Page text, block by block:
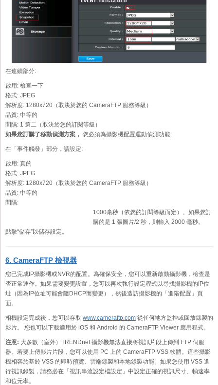
在連續部分:
啟用: 檢查一下
格式: JPEG
解析度: 1280x720（取決於您的 CameraFTP 服務等級）
品質: 中等的
間隔: 1 第二（取決於您的訂閱等級）
如果您訂購了移動偵測方案， 您必須為攝影機配置運動偵測功能:
在「事件觸發」部分，請設定:
啟用: 真的
格式: JPEG
解析度: 1280x720（取決於您的 CameraFTP 服務等級）
品質: 中等的
間隔:
1000毫秒（依您的訂閱等級而定）。如果您訂
購的是 1 張圖片/2 秒，則輸入 2000 毫秒。
點擊“儲存”以儲存設定。
6. CameraFTP 檢視器
您已完成IP攝影機或NVR的配置。為確保安全，您可以重新啟動攝影機，檢查是
否正常運作。如果需要變更設置，您可以再次執行設定程式以尋找攝影機的IP位
址（因為IP位址可能會隨DHCP而變更），然後造訪攝影機的「進階配置」頁
面。
相機設定完成後，您可以存取 www.cameraftp.com 從任何地方監控或回放錄製的
影片。 您也可以下載適用於 iOS 和 Android 的 CameraFTP Viewer 應用程式。
注意: 大多數（室外）TRENDnet 攝影機無法直接將視訊片段上傳到 FTP 伺服
器。若要上傳影片片段，您可以使用 PC 上的 CameraFTP VSS 軟體。這些攝影
機相容於基於 VSS 的即時預覽、雲端錄製和本地錄製功能。如果您使用 VSS 進
行視訊錄製，請務必在「視訊串流設定檔設定」中設定正確的視訊尺寸、幀速率
和位元率。